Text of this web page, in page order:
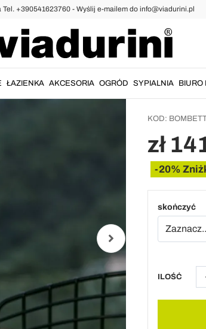
Tel. +390541623760 - Wyślij e-mailem do info@viadurini.pl
ŁAZIENKA AKCESORIA OGRÓD SYPIALNIA BIURO
lampa
KOD:
zł
-20%
skończyć
ILOŚĆ